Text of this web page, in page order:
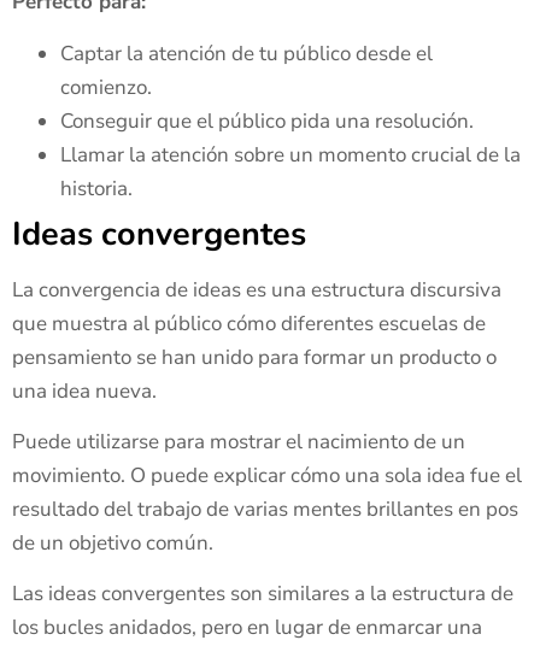
Captar la atención de tu público desde el
comienzo.
Conseguir que el público pida una resolución.
Llamar la atención sobre un momento crucial de la
historia.
Ideas convergentes
La convergencia de ideas es una estructura discursiva
que muestra al público cómo diferentes escuelas de
pensamiento se han unido para formar un producto o
una idea nueva.
Puede utilizarse para mostrar el nacimiento de un
movimiento. O puede explicar cómo una sola idea fue el
resultado del trabajo de varias mentes brillantes en pos
de un objetivo común.
Las ideas convergentes son similares a la estructura de
los bucles anidados, pero en lugar de enmarcar una